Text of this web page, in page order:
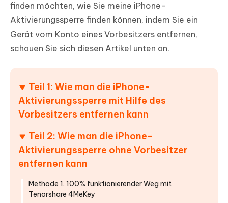
finden möchten, wie Sie meine iPhone-
Aktivierungssperre finden können, indem Sie ein
Gerät vom Konto eines Vorbesitzers entfernen,
schauen Sie sich diesen Artikel unten an.
Teil 1: Wie man die iPhone-
Aktivierungssperre mit Hilfe des
Vorbesitzers entfernen kann
Teil 2: Wie man die iPhone-
Aktivierungssperre ohne Vorbesitzer
entfernen kann
Methode 1. 100% funktionierender Weg mit
Tenorshare 4MeKey